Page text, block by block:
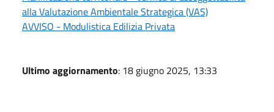
alla Valutazione Ambientale Strategica (VAS)
AVVISO - Modulistica Edilizia Privata
Ultimo aggiornamento: 18 giugno 2025, 13:33